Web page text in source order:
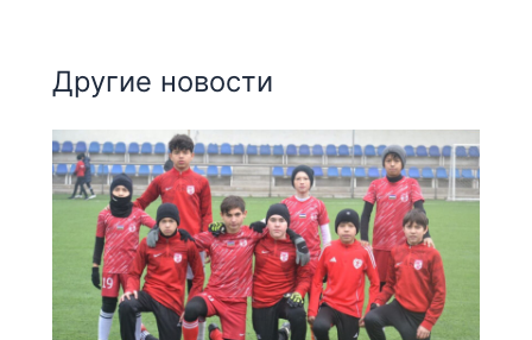
Другие новости